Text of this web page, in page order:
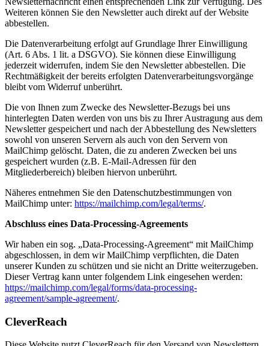
Weiteren können Sie den Newsletter auch direkt auf der Website
abbestellen.
Die Datenverarbeitung erfolgt auf Grundlage Ihrer Einwilligung
(Art. 6 Abs. 1 lit. a DSGVO). Sie können diese Einwilligung
jederzeit widerrufen, indem Sie den Newsletter abbestellen. Die
Rechtmäßigkeit der bereits erfolgten Datenverarbeitungsvorgänge
bleibt vom Widerruf unberührt.
Die von Ihnen zum Zwecke des Newsletter-Bezugs bei uns
hinterlegten Daten werden von uns bis zu Ihrer Austragung aus dem
Newsletter gespeichert und nach der Abbestellung des Newsletters
sowohl von unseren Servern als auch von den Servern von
MailChimp gelöscht. Daten, die zu anderen Zwecken bei uns
gespeichert wurden (z.B. E-Mail-Adressen für den
Mitgliederbereich) bleiben hiervon unberührt.
Näheres entnehmen Sie den Datenschutzbestimmungen von
MailChimp unter: https://mailchimp.com/legal/terms/.
Abschluss eines Data-Processing-Agreements
Wir haben ein sog. „Data-Processing-Agreement“ mit MailChimp
abgeschlossen, in dem wir MailChimp verpflichten, die Daten
unserer Kunden zu schützen und sie nicht an Dritte weiterzugeben.
Dieser Vertrag kann unter folgendem Link eingesehen werden:
https://mailchimp.com/legal/forms/data-processing-
agreement/sample-agreement/.
CleverReach